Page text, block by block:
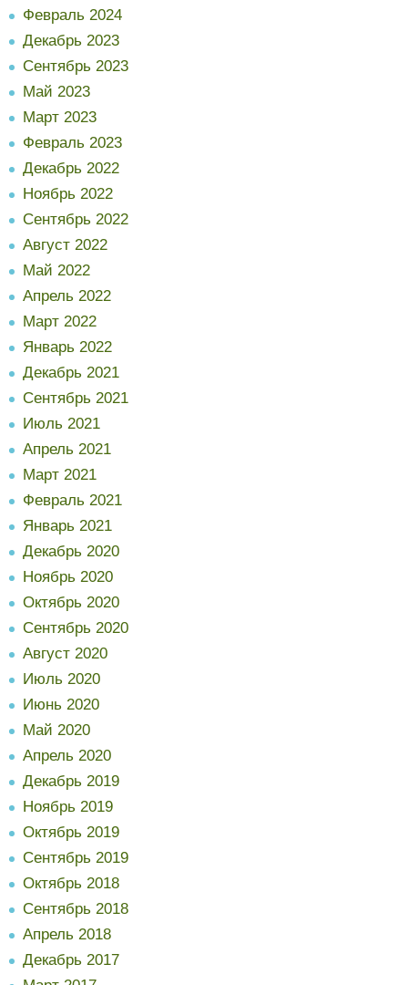
Февраль 2024
Декабрь 2023
Сентябрь 2023
Май 2023
Март 2023
Февраль 2023
Декабрь 2022
Ноябрь 2022
Сентябрь 2022
Август 2022
Май 2022
Апрель 2022
Март 2022
Январь 2022
Декабрь 2021
Сентябрь 2021
Июль 2021
Апрель 2021
Март 2021
Февраль 2021
Январь 2021
Декабрь 2020
Ноябрь 2020
Октябрь 2020
Сентябрь 2020
Август 2020
Июль 2020
Июнь 2020
Май 2020
Апрель 2020
Декабрь 2019
Ноябрь 2019
Октябрь 2019
Сентябрь 2019
Октябрь 2018
Сентябрь 2018
Апрель 2018
Декабрь 2017